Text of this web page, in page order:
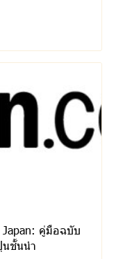
Japan: คู่มือฉบับ
นชั้นนำ